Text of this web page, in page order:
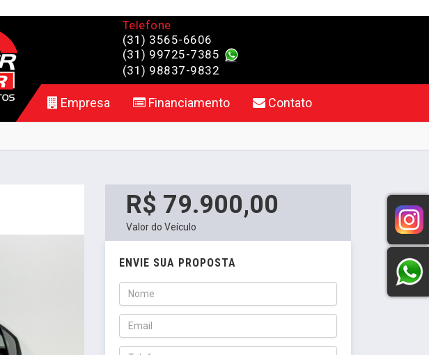
Telefone
(31) 3565-6606
(31) 99725-7385
(31) 98837-9832
Empresa Financiamento Contato
R$ 79.900,00
Valor do Veículo
ENVIE SUA PROPOSTA